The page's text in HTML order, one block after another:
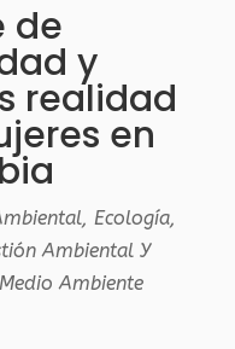
de
y
realidad
en
, Ecología,
Ambiental Y
Ambiente